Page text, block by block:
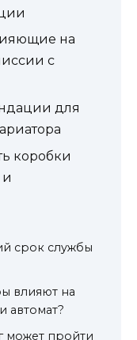
на
с
для
коробки
и
срок службы
влияют на
автомат?
может пройти